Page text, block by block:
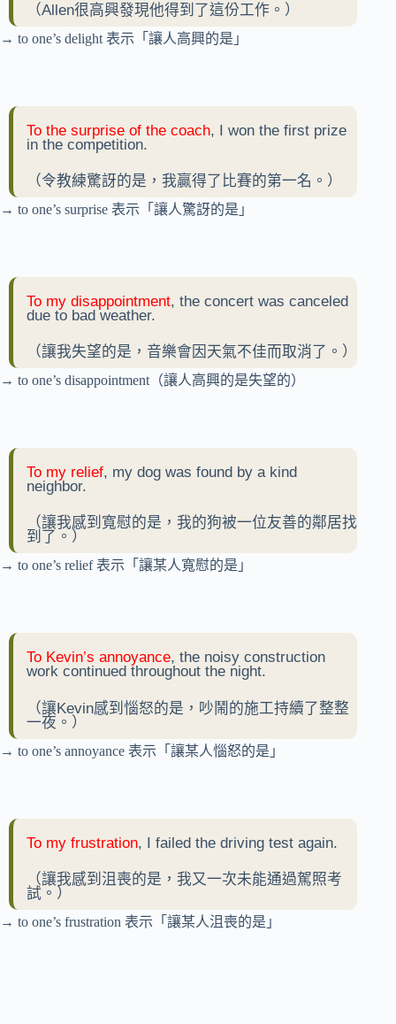
（Allen很高興發現他得到了這份工作。）
→ to one’s delight 表示「讓人高興的是」
To the surprise of the coach, I won the first prize
in the competition.
（令教練驚訝的是，我贏得了比賽的第一名。）
→ to one’s surprise 表示「讓人驚訝的是」
To my disappointment, the concert was canceled
due to bad weather.
（讓我失望的是，音樂會因天氣不佳而取消了。）
→ to one’s disappointment（讓人高興的是失望的）
To my relief, my dog was found by a kind
neighbor.
（讓我感到寬慰的是，我的狗被一位友善的鄰居找
到了。）
→ to one’s relief 表示「讓某人寬慰的是」
To Kevin’s annoyance, the noisy construction
work continued throughout the night.
（讓Kevin感到惱怒的是，吵鬧的施工持續了整整
一夜。）
→ to one’s annoyance 表示「讓某人惱怒的是」
To my frustration, I failed the driving test again.
（讓我感到沮喪的是，我又一次未能通過駕照考
試。）
→ to one’s frustration 表示「讓某人沮喪的是」